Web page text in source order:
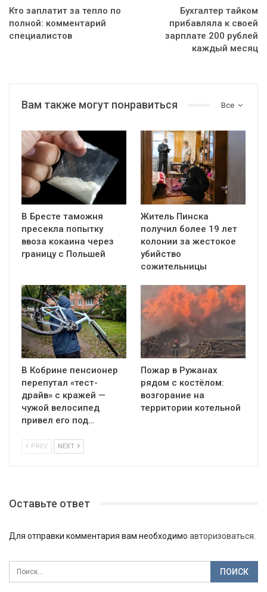
Кто заплатит за тепло по
полной: комментарий
специалистов
Бухгалтер тайком
прибавляла к своей
зарплате 200 рублей
каждый месяц
Все
Вам также могут понравиться
В Бресте таможня
пресекла попытку
ввоза кокаина через
границу с Польшей
Житель Пинска
получил более 19 лет
колонии за жестокое
убийство
сожительницы
В Кобрине пенсионер
перепутал «тест-
драйв» с кражей —
чужой велосипед
привел его под…
Пожар в Ружанах
рядом с костёлом:
возгорание на
территории котельной
PREV NEXT
Оставьте ответ
Для отправки комментария вам необходимо авторизоваться